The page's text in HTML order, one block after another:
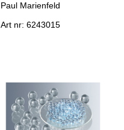
Paul Marienfeld
Art nr: 6243015